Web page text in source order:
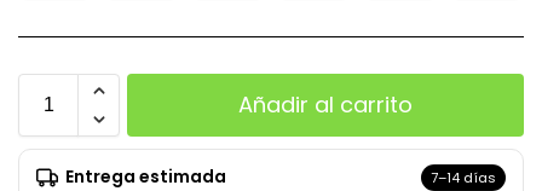
Añadir al carrito
Entrega estimada 7–14 días